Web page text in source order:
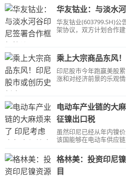
设。
华友钴业：与淡水
华友钴业(603799.SH)公
架协议，双方计划合作
乘上大宗商品东风
印尼股市今年跑赢美股
涨和对经济前景的乐观
电动车产业链的大
征镍出口税
虽然印尼已经从年内镍
该国能够在电动车供应
格林美：投资印尼
目